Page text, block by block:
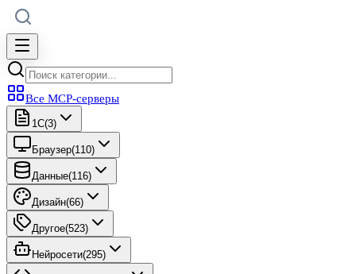
Все MCP-серверы
1C(3)
Браузер(110)
Данные(116)
Дизайн(66)
Другое(523)
Нейросети(295)